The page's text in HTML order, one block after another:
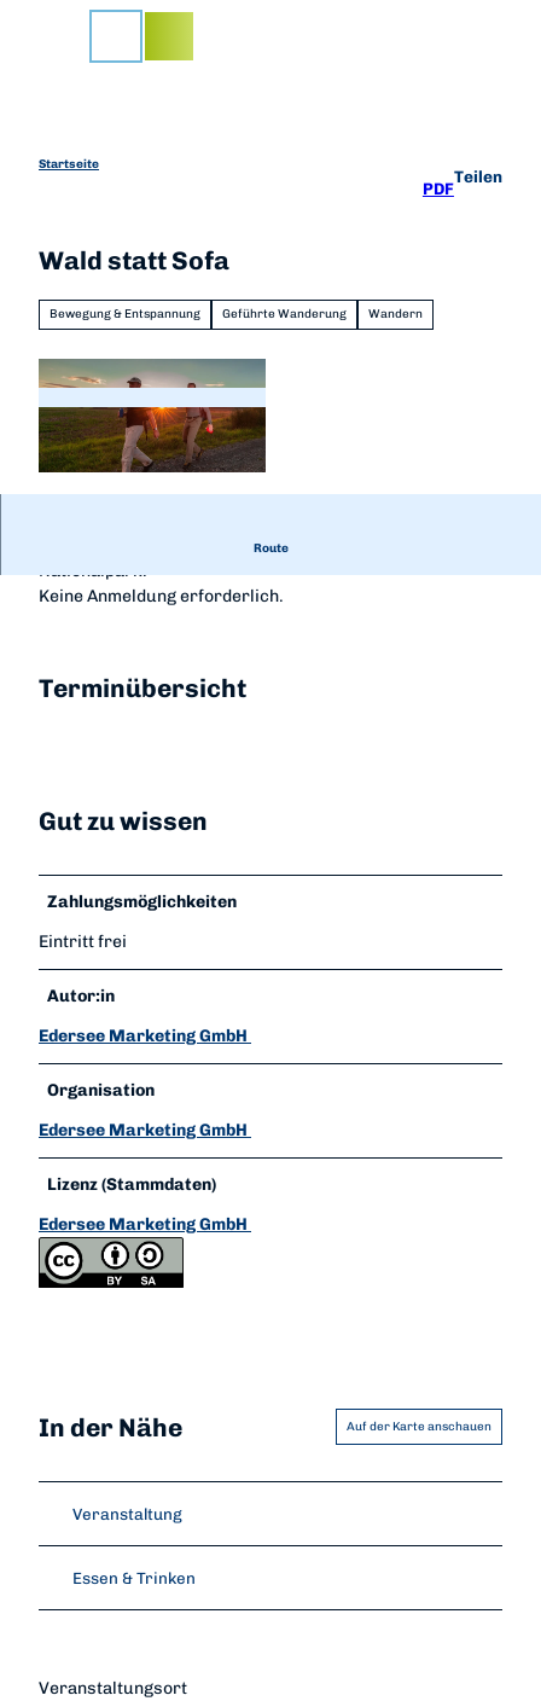
Startseite
PDF
Teilen
Wald statt Sofa
Bewegung & Entspannung Geführte Wanderung Wandern
Route
Kommt mit auf die Feierabendrunde durch den
Nationalpark.
Keine Anmeldung erforderlich.
Terminübersicht
Gut zu wissen
Zahlungsmöglichkeiten
Eintritt frei
Autor:in
Edersee Marketing GmbH
Organisation
Edersee Marketing GmbH
Lizenz (Stammdaten)
Edersee Marketing GmbH
In der Nähe Auf der Karte anschauen
Veranstaltung
Essen & Trinken
Veranstaltungsort